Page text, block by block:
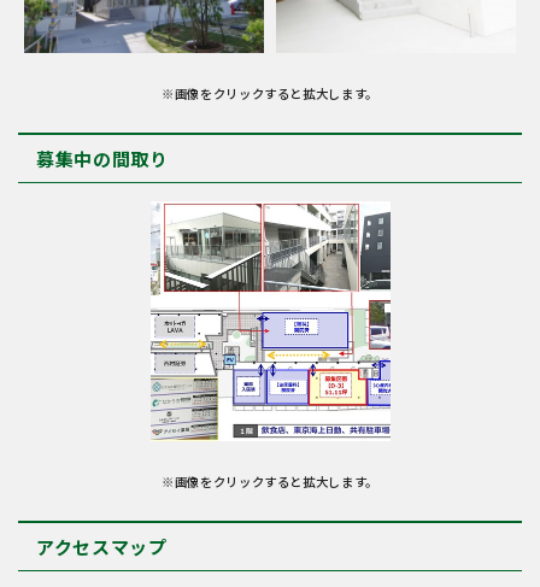
※画像をクリックすると拡大します。
募集中の間取り
※画像をクリックすると拡大します。
アクセスマップ